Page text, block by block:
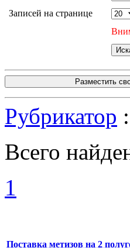
Записей на странице
Разместить
Рубрикатор
Всего
1
Поставка метизов на 2